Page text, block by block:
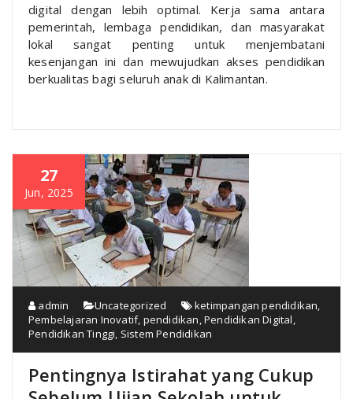
digital dengan lebih optimal. Kerja sama antara
pemerintah, lembaga pendidikan, dan masyarakat
lokal sangat penting untuk menjembatani
kesenjangan ini dan mewujudkan akses pendidikan
berkualitas bagi seluruh anak di Kalimantan.
27
Jun, 2025
admin Uncategorized ketimpangan pendidikan
Pembelajaran Inovatif, pendidikan ,Pendidikan Digital
Pendidikan Tinggi Sistem Pendidikan
Pentingnya Istirahat yang Cukup